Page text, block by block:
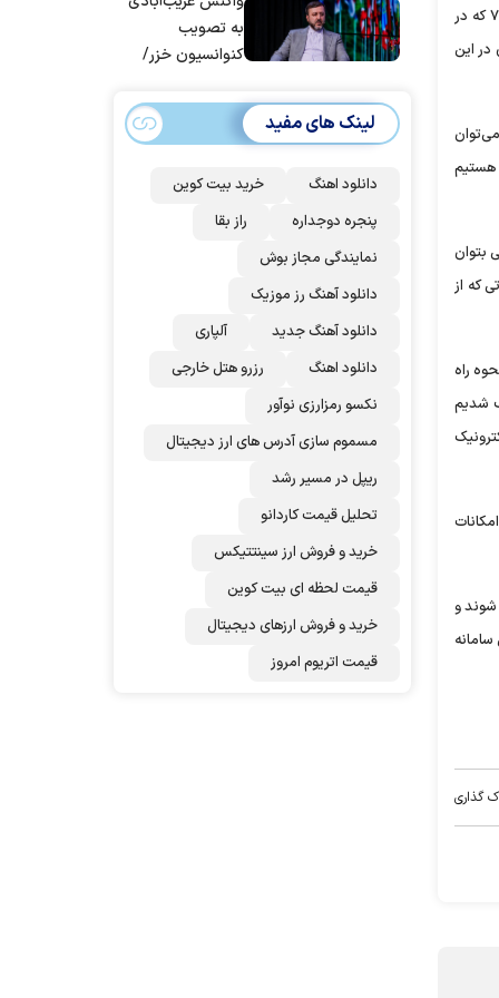
وزیر ارتباطات و فناوری اطلاعات تصریح کرد: از سال گذشته اقدامات زیادی در راستای تحقق دولت الکترونیک صورت گرفته است. البته با بند «و» تبصره ۷ که در
این
هستیم
بتوان
که از
راه
ماه نهایی و ابلاغ شد. بر اساس جز ۴ بند و مکلف شدیم
شوند و
گذاری
به تصویب
کنوانسیون خزر/
می‌شود؟!
لینک های مفید
دانلود اهنگ
خرید بیت کوین
پنجره دوجداره
راز بقا
نمایندگی مجاز بوش
دانلود آهنگ رز‌ موزیک
دانلود آهنگ جدید
آلپاری
دانلود اهنگ
رزرو هتل خارجی
نکسو رمزارزی نوآور
مسموم سازی آدرس های ارز دیجیتال
ریپل در مسیر رشد
تحلیل قیمت کاردانو
خرید و فروش ارز سینتتیکس
قیمت لحظه ای بیت کوین
خرید و فروش ارزهای دیجیتال
قیمت اتریوم امروز